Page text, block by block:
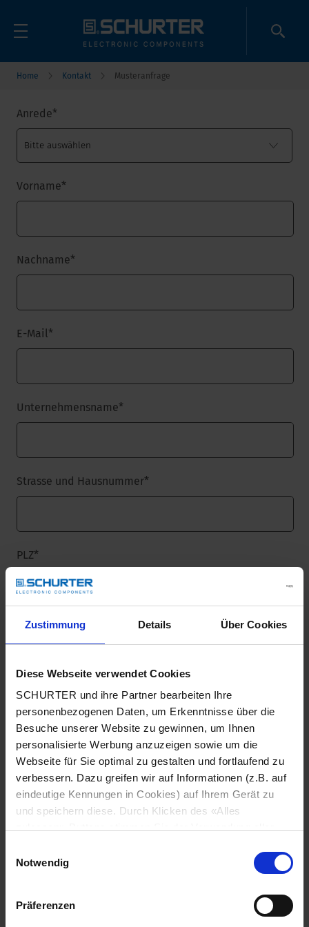
Zustimmung Details Über Cookies
Diese Webseite verwendet Cookies
SCHURTER und ihre Partner bearbeiten Ihre
personenbezogenen Daten, um Erkenntnisse über die
Besuche unserer Website zu gewinnen, um Ihnen
personalisierte Werbung anzuzeigen sowie um die
Webseite für Sie optimal zu gestalten und fortlaufend zu
verbessern. Dazu greifen wir auf Informationen (z.B. auf
eindeutige Kennungen in Cookies) auf Ihrem Gerät zu
und speichern diese. Durch Klicken des «Alles
zu. Sie können Ihre Einstellungen jederzeit ändern, indem
Sie auf «Cookie-Einstellungen verwalten» am Seitenende
klicken. Ihre Einstellungen werden unseren Partnern
gemeldet und haben keinen Einfluss auf die
Notwendig
Präferenzen
Home Kontakt Musteranfrage
Anrede*
Vorname*
Nachname*
E-Mail*
Unternehmensname*
Strasse und Hausnummer*
PLZ*
Stadt*
Land*
Telefonnummer*